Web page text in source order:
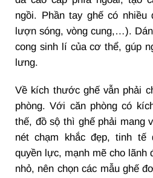
ngồi. Phần tay ghế có nhiều
lượn sóng, vòng cung,…).
cong sinh lí của cơ thể, gúp
lưng.
Về kích thước ghế vẫn phải
phòng. Với căn phòng có
thế, đồ sộ thì ghế phải mang
nét chạm khắc đẹp, tinh tế
quyền lực, mạnh mẽ cho lãnh
nhỏ, nên chọn các mẫu ghế